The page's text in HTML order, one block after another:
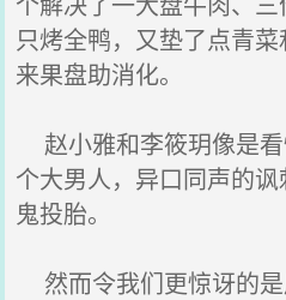
只烤全鸭，又垫了点青
来果盘助消化。
赵小雅和李筱玥像是
个大男人，异口同声的
鬼投胎。
然而令我们更惊讶的